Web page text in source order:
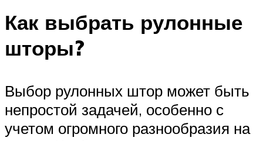
Как выбрать рулонные
шторы?
Выбор рулонных штор может быть
непростой задачей, особенно с
учетом огромного разнообразия на